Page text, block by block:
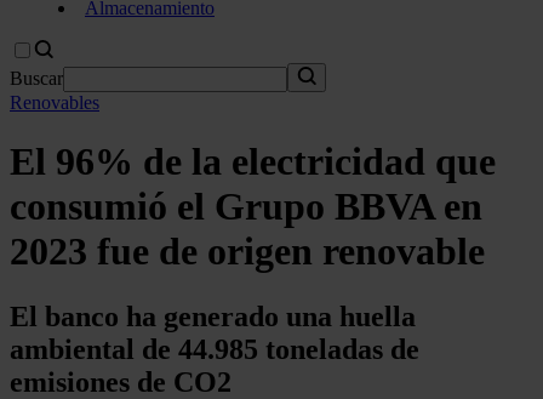
Almacenamiento
Buscar
Renovables
El 96% de la electricidad que
consumió el Grupo BBVA en
2023 fue de origen renovable
El banco ha generado una huella
ambiental de 44.985 toneladas de
emisiones de CO2